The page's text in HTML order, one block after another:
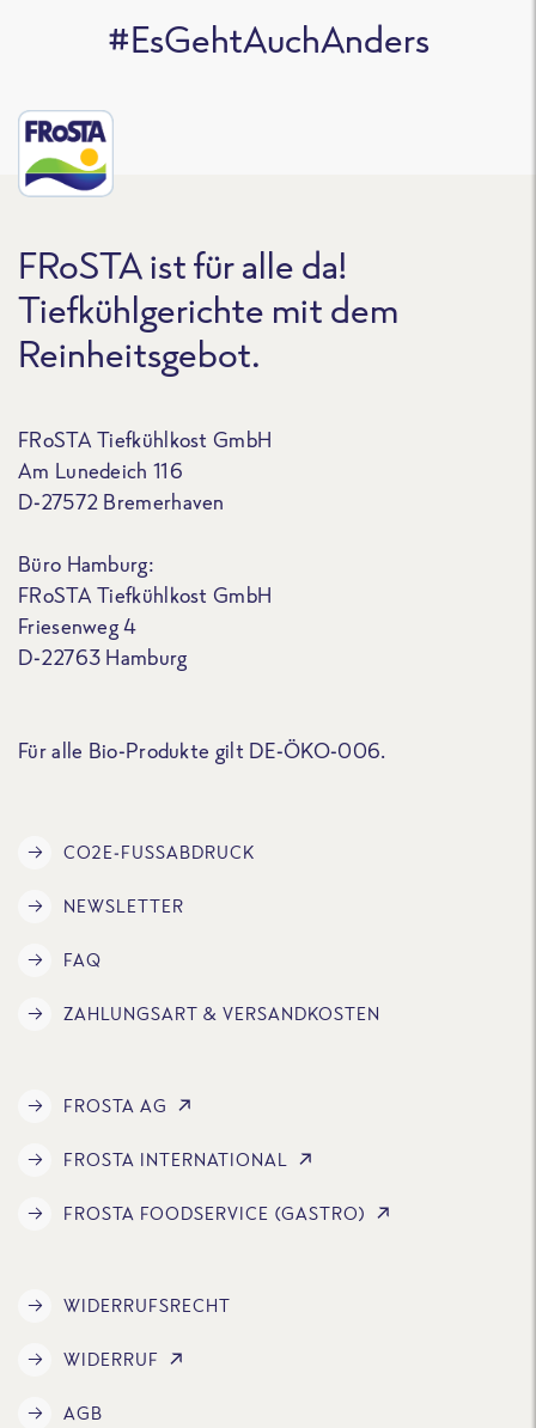
#EsGehtAuchAnders
FRoSTA ist für alle da!
Tiefkühlgerichte mit dem
Reinheitsgebot.
FRoSTA Tiefkühlkost GmbH
Am Lunedeich 116
D-27572 Bremerhaven
Büro Hamburg:
FRoSTA Tiefkühlkost GmbH
Friesenweg 4
D-22763 Hamburg
Für alle Bio-Produkte gilt DE-ÖKO-006.
CO2E-FUSSABDRUCK
NEWSLETTER
FAQ
ZAHLUNGSART & VERSANDKOSTEN
FROSTA AG
FROSTA INTERNATIONAL
FROSTA FOODSERVICE (GASTRO)
WIDERRUFSRECHT
WIDERRUF
AGB